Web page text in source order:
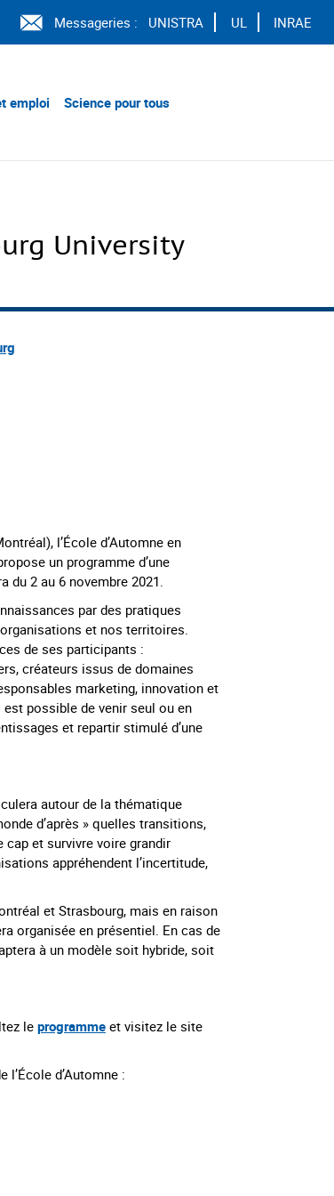
Messageries : UNISTRA UL INRAE
emploi Science pour tous
University
l’École d’Automne en
un programme d’une
2 au 6 novembre 2021.
par des pratiques
et nos territoires.
de ses participants :
créateurs issus de domaines
marketing, innovation et
possible de venir seul ou en
et repartir stimulé d’une
autour de la thématique
d’après » quelles transitions,
et survivre voire grandir
appréhendent l’incertitude,
et Strasbourg, mais en raison
organisée en présentiel. En cas de
à un modèle soit hybride, soit
le programme et visitez le site
l’École d’Automne :